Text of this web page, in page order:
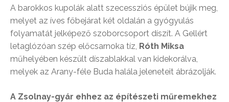
A barokkos kupolák alatt szecessziós épület bújik meg,
melyet az íves főbejárat két oldalán a gyógyulás
folyamatát jelképező szoborcsoport díszít. A Gellért
letaglózóan szép előcsarnoka tíz, Róth Miksa
műhelyében készült díszablakkal van kidekorálva,
melyek az Arany-féle Buda halála jeleneteit ábrázolják.
A Zsolnay-gyár ehhez az építészeti műremekhez